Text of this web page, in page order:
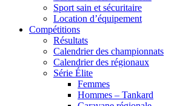
Sport sain et sécuritaire
Location d’équipement
Compétitions
Résultats
Calendrier des championnats
Calendrier des régionaux
Série Élite
Femmes
Hommes – Tankard